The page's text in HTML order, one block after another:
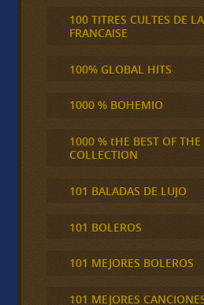
100 TITRES CULTES DE
FRANCAISE
100% GLOBAL HITS
1000 % BOHEMIO
1000 % tHE BEST OF THE
COLLECTION
101 BALADAS DE LUJO
101 BOLEROS
101 MEJORES BOLEROS
101 MEJORES